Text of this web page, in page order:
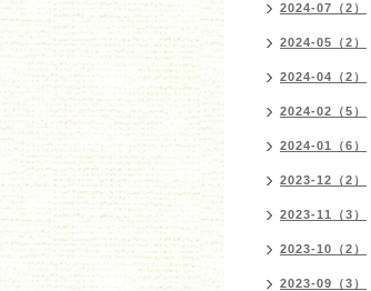
2024-07（2）
2024-05（2）
2024-04（2）
2024-02（5）
2024-01（6）
2023-12（2）
2023-11（3）
2023-10（2）
2023-09（3）